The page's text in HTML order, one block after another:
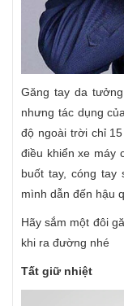
Găng tay da
nhưng tác dụng
độ ngoài trời chỉ
điều khiển xe máy
buốt tay, cóng tay
mình dẫn đến hậu
Hãy sắm một đôi
khi ra đường nhé
Tất giữ nhiệt